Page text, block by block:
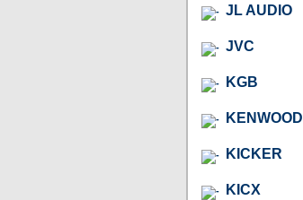
JL AUDIO
JVC
KGB
KENWOOD
KICKER
KICX